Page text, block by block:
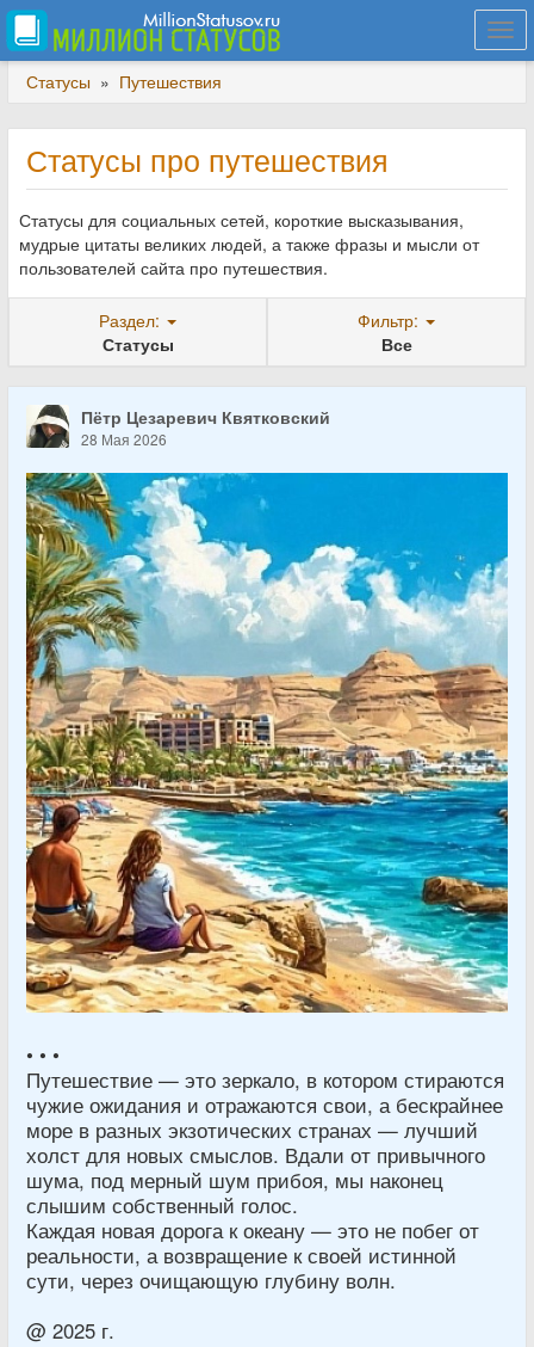
Статусы » Путешествия
Статусы про путешествия
Статусы для социальных сетей, короткие высказывания,
мудрые цитаты великих людей, а также фразы и мысли от
пользователей сайта про путешествия.
Раздел:
Статусы
Фильтр:
Все
Пётр Цезаревич Квятковский
28 Мая 2026
• • •
Путешествие — это зеркало, в котором стираются
чужие ожидания и отражаются свои, а бескрайнее
море в разных экзотических странах — лучший
холст для новых смыслов. Вдали от привычного
шума, под мерный шум прибоя, мы наконец
слышим собственный голос.
Каждая новая дорога к океану — это не побег от
реальности, а возвращение к своей истинной
сути, через очищающую глубину волн.
@ 2025 г.